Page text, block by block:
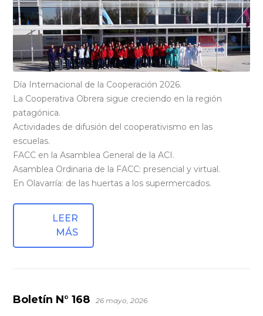
Día Internacional de la Cooperación 2026.
La Cooperativa Obrera sigue creciendo en la región
patagónica.
Actividades de difusión del cooperativismo en las
escuelas.
FACC en la Asamblea General de la ACI.
Asamblea Ordinaria de la FACC: presencial y virtual.
En Olavarría: de las huertas a los supermercados.
LEER
MÁS
Boletín N° 168 26 mayo, 2026